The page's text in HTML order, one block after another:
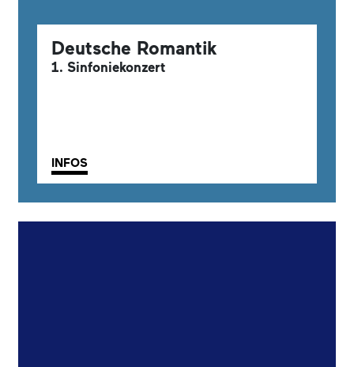
Deutsche Romantik
1. Sinfoniekonzert
INFOS